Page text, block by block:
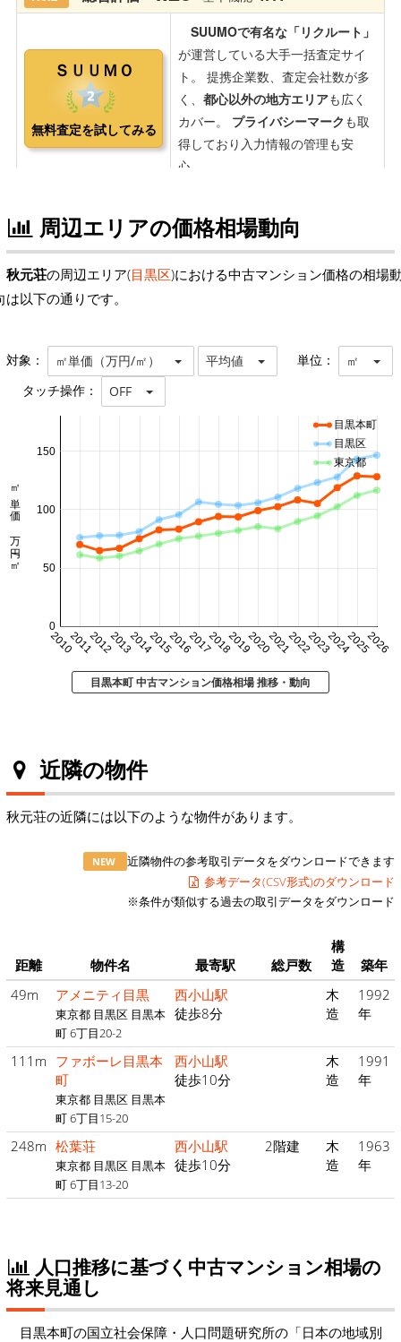
周辺エリアの価格相場動向
秋元荘の周辺エリア(目黒区)における中古マンション価格の相場
は以下の通りです。
対象： ㎡単価（万円/㎡） 平均値 単位： ㎡
タッチ操作： OFF
20102011201220132014201520162017201820192020202120222023202420252026
0
50
100
150
㎡単価 万円/㎡
目黒本町
目黒区
東京都
目黒本町 中古マンション価格相場 推移・動向
近隣の物件
秋元荘の近隣には以下のような物件があります。
NEW
近隣物件の参考取引データをダウンロードできます
参考データ(CSV形式)のダウンロード
※条件が類似する過去の取引データをダウンロード
距離 物件名 最寄駅 総戸数
構
造
築年
49m
アメニティ目黒
東京都 目黒区 目黒本
町 6丁目20-2
西小山駅
徒歩8分
木
造
1992
年
111m ファボーレ目黒本
町
東京都 目黒区 目黒本
町 6丁目15-20
西小山駅
徒歩10分
木
造
1991
年
248m 松葉荘
東京都 目黒区 目黒本
町 6丁目13-20
西小山駅
徒歩10分
2階建
木
造
1963
年
人口推移に基づく中古マンション相場の
将来見通し
目黒本町の国立社会保障・人口問題研究所の「日本の地域別